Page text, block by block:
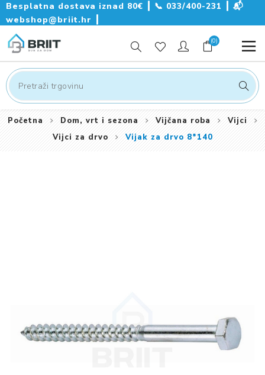
Besplatna dostava iznad 80€ ┃ 📞 033/400-231
📬
webshop@briit.hr
(0)
Početna Dom, vrt i sezona Vijčana roba
Vijci
Vijci za drvo
Vijak za drvo 8*140